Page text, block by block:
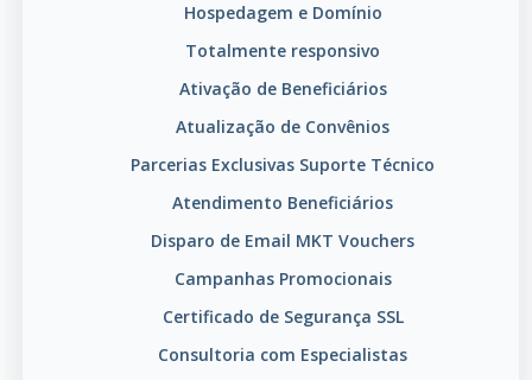
Hospedagem e Domínio
Totalmente responsivo
Ativação de Beneficiários
Atualização de Convênios
Parcerias Exclusivas Suporte Técnico
Atendimento Beneficiários
Disparo de Email MKT Vouchers
Campanhas Promocionais
Certificado de Segurança SSL
Consultoria com Especialistas